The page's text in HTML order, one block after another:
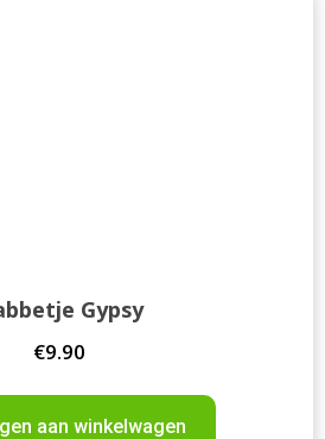
Gypsy
€9.90
aan winkelwagen